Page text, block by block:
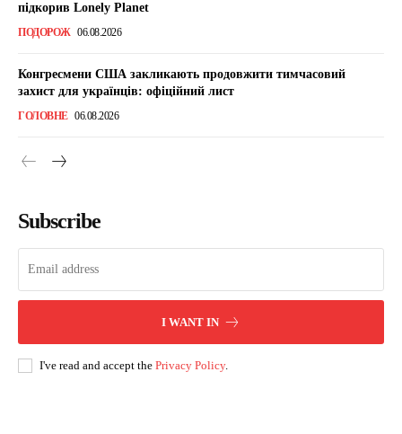
підкорив Lonely Planet
ПОДОРОЖ 06.08.2026
Конгресмени США закликають продовжити тимчасовий
захист для українців: офіційний лист
ГОЛОВНЕ 06.08.2026
Subscribe
I WANT IN
I've read and accept the Privacy Policy.